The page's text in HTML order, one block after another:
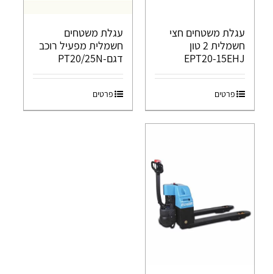
עגלת משטחים חצי
חשמלית 2 טון
EPT20-15EHJ
פרטים
עגלת משטחים
חשמלית מפעיל רוכב
דגם-PT20/25N
פרטים